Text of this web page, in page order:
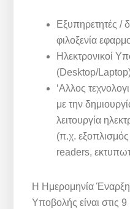
Εξυπηρετητές /
φιλοξενία
Ηλεκτρονικοί
(Desktop/
‘Aλλος
με την
λειτουργία
(π.χ.
readers,
Η Ημερομηνία
Υποβολής είναι στις 9